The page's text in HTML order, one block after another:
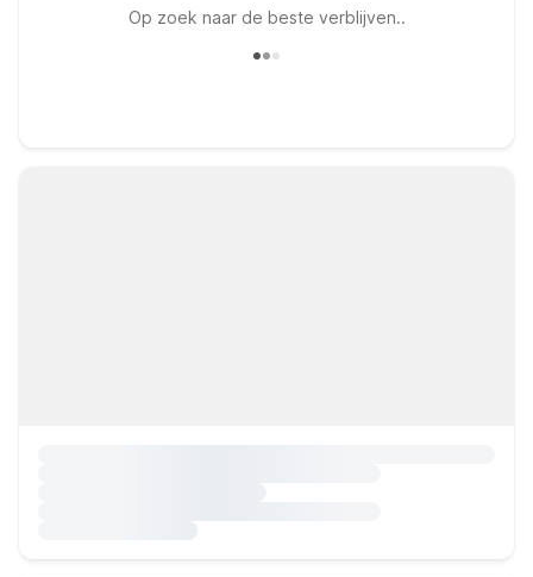
Op zoek naar de beste verblijven..